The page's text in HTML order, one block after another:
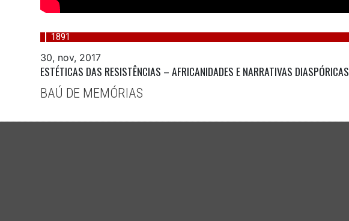
1891
30, nov, 2017
ESTÉTICAS DAS RESISTÊNCIAS – AFRICANIDADES E NARRATIVAS DIASPÓRICAS
BAÚ DE MEMÓRIAS